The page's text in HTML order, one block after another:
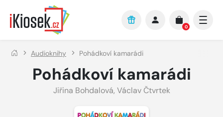
Přejít na hlavní obsah
0
Audioknihy Pohádkoví kamarádi
Pohádkoví kamarádi
Jiřina Bohdalová, Václav Čtvrtek